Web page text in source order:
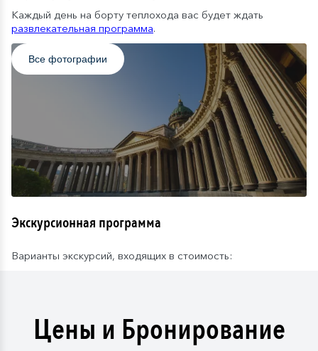
Каждый день на борту теплохода вас будет ждать
развлекательная программа.
Все фотографии
Экскурсионная программа
Варианты экскурсий, входящих в стоимость:
Цены и Бронирование